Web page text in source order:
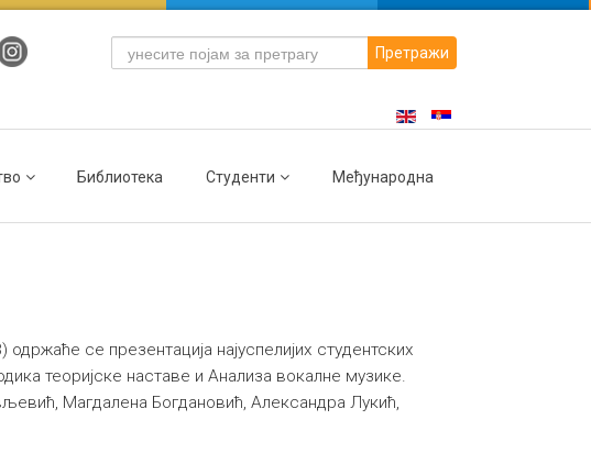
Претражи
Библиотека Студенти Међународна
се презентација најуспелијих студентских
теоријске наставе и Анализа вокалне музике.
Магдалена Богдановић, Александра Лукић,